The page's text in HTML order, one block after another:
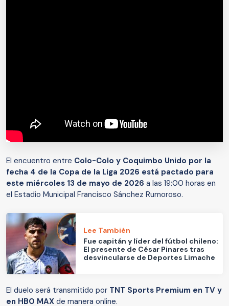
El encuentro entre Colo-Colo y Coquimbo Unido por la
fecha 4 de la Copa de la Liga 2026 está pactado para
este miércoles 13 de mayo de 2026 a las 19:00 horas en
el Estadio Municipal Francisco Sánchez Rumoroso.
Lee También
Fue capitán y líder del fútbol chileno:
El presente de César Pinares tras
desvincularse de Deportes Limache
El duelo será transmitido por TNT Sports Premium en TV y
en HBO MAX de manera online.